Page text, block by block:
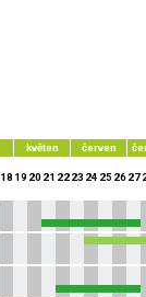
květen červen
18 19 20 21 2223 24 25 2627